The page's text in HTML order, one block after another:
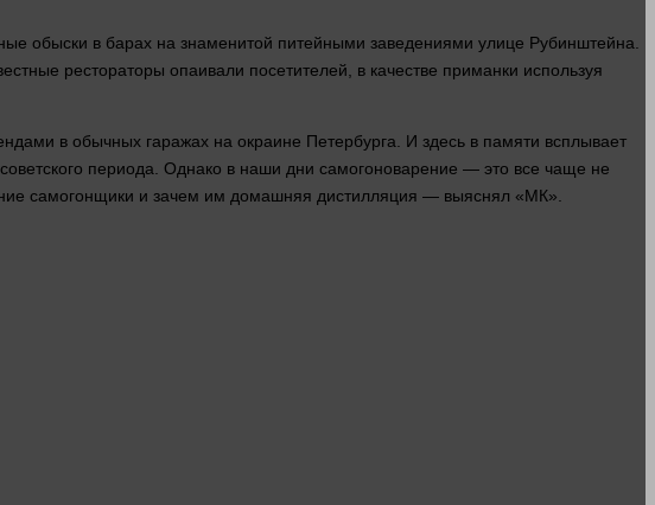
обыски в барах на знаменитой питейными заведениями улице Рубинштейна.
рестораторы опаивали посетителей, в качестве приманки используя
в обычных гаражах на окраине Петербурга. И здесь в памяти всплывает
советского периода. Однако в наши дни самогоноварение — это все чаще не
самогонщики и зачем им домашняя дистилляция — выяснял «МК».